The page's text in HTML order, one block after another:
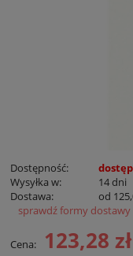
Dostępność:
Wysyłka w:
14 dni
Dostawa:
od
Cena nie zawiera
sprawdź formy dostawy
Cena: 123,28 zł